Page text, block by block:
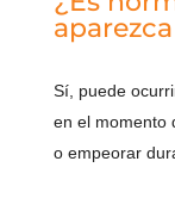
Sí, puede
en el momento
o empeorar